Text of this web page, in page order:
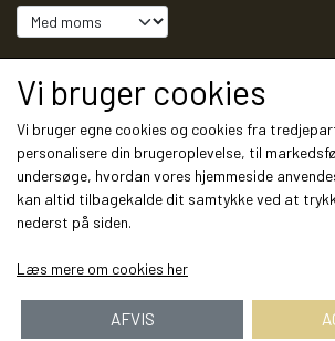
Sociale medier
Modtag vores nyhedsbrev via e-mail
Vi bruger cookies
Vi bruger egne cookies og cookies fra
personalisere din brugeroplevelse, til
undersøge, hvordan vores hjemmeside
kan altid tilbagekalde dit samtykke ved at
nederst på siden.
Læs mere om cookies her
AFVIS